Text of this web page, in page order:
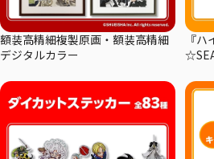
額装高精細複製原画・額装高精細
デジタルカラー
『